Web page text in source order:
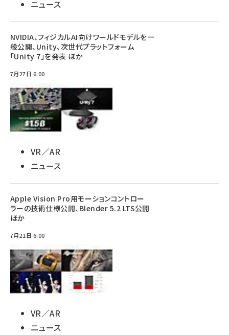
ニュース
NVIDIA、フィジカルAI向けワールドモデルを一
般公開、Unity、次世代プラットフォーム
「Unity 7」を発表 ほか
7月27日 6:00
VR／AR
ニュース
Apple Vision Pro用モーションコントロー
ラーの技術仕様公開、Blender 5.2 LTS公開
ほか
7月21日 6:00
VR／AR
ニュース